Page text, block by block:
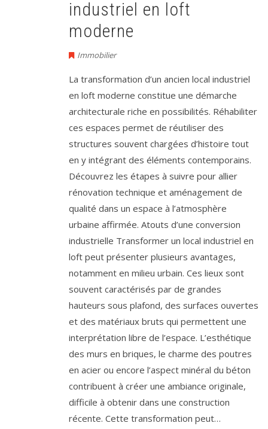
industriel en loft
moderne
Immobilier
La transformation d’un ancien local industriel
en loft moderne constitue une démarche
architecturale riche en possibilités. Réhabiliter
ces espaces permet de réutiliser des
structures souvent chargées d’histoire tout
en y intégrant des éléments contemporains.
Découvrez les étapes à suivre pour allier
rénovation technique et aménagement de
qualité dans un espace à l’atmosphère
urbaine affirmée. Atouts d’une conversion
industrielle Transformer un local industriel en
loft peut présenter plusieurs avantages,
notamment en milieu urbain. Ces lieux sont
souvent caractérisés par de grandes
hauteurs sous plafond, des surfaces ouvertes
et des matériaux bruts qui permettent une
interprétation libre de l’espace. L’esthétique
des murs en briques, le charme des poutres
en acier ou encore l’aspect minéral du béton
contribuent à créer une ambiance originale,
difficile à obtenir dans une construction
récente. Cette transformation peut…